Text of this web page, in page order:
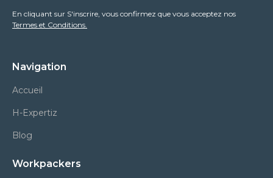
En cliquant sur S'inscrire, vous confirmez que vous acceptez nos
Termes et Conditions.
Navigation
Accueil
H-Expertiz
Blog
Workpackers